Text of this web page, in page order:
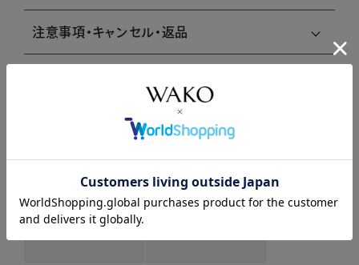
注意事項・キャンセル・返品